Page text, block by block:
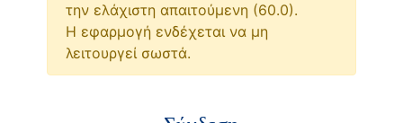
την ελάχιστη απαιτούμενη (60.0).
Η εφαρμογή ενδέχεται να μη
λειτουργεί σωστά.